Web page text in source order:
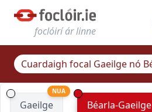
foclóirí ár linne
Gaeilge
NUA
Béarla-Gaeilge